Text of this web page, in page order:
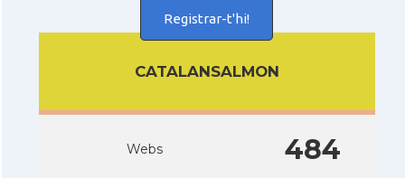
Registrar-t'hi!
CATALANSALMON
Webs 484